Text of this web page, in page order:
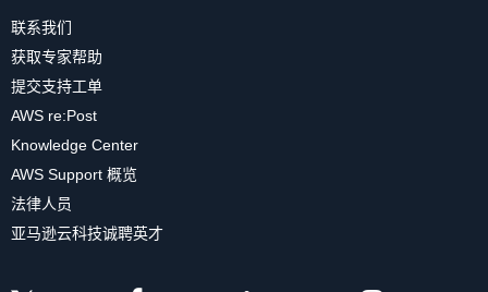
联系我们
获取专家帮助
提交支持工单
AWS re:Post
Knowledge Center
AWS Support 概览
法律人员
亚马逊云科技诚聘英才